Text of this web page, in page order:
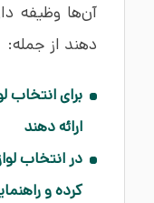
آن‌ها وظیفه
دهند از جمله:
برای
ارائه دهند
در انتخاب
کرده و